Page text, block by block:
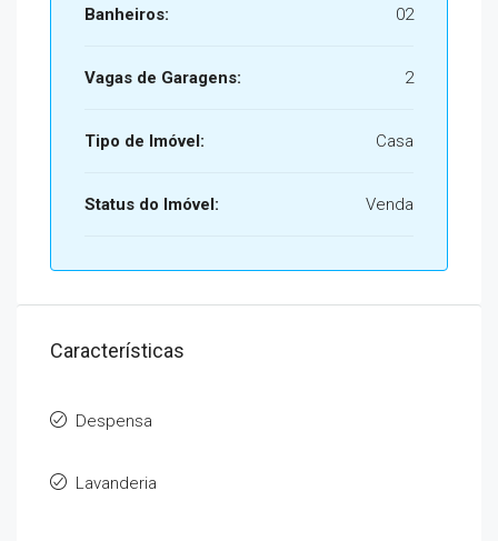
Banheiros: 02
Vagas de Garagens: 2
Tipo de Imóvel: Casa
Status do Imóvel: Venda
Características
Despensa
Lavanderia